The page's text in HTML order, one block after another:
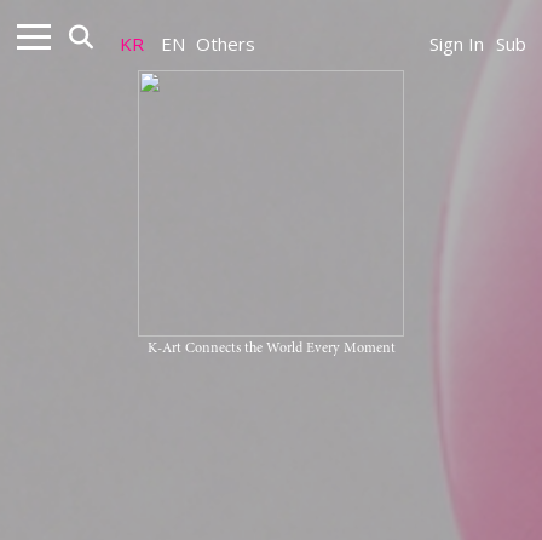
KR EN Others Sign In Sub
K-Art Connects the World Every Moment